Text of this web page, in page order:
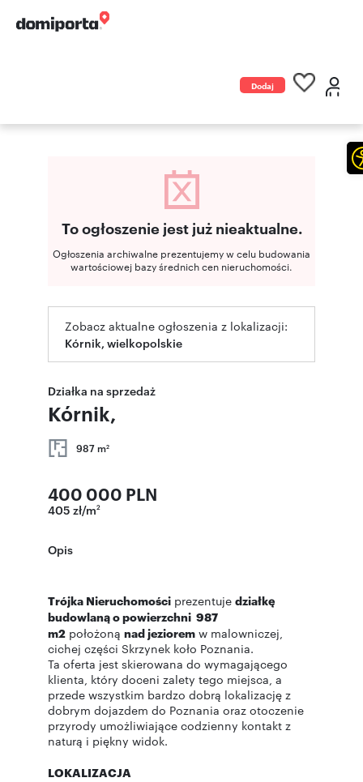
Dodaj
To ogłoszenie jest już nieaktualne.
Ogłoszenia archiwalne prezentujemy w celu budowania
wartościowej bazy średnich cen nieruchomości.
Zobacz aktualne ogłoszenia z lokalizacji:
Kórnik, wielkopolskie
Działka na sprzedaż
Kórnik,
987 m2
400 000 PLN
405 zł/m2
Opis
Trójka Nieruchomości prezentuje działkę
budowlaną o powierzchni 987
m2 położoną nad jeziorem w malowniczej,
cichej części Skrzynek koło Poznania.
Ta oferta jest skierowana do wymagającego
klienta, który doceni zalety tego miejsca, a
przede wszystkim bardzo dobrą lokalizację z
dobrym dojazdem do Poznania oraz otoczenie
przyrody umożliwiające codzienny kontakt z
naturą i piękny widok.
LOKALIZACJA